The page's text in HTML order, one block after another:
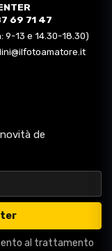
69 71 47
9-13 e 14.30-18.30)
de
al trattamento